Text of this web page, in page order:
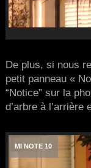
De plus, si nous
petit panneau «
“Notice” sur la
d’arbre à
MI NOTE 10